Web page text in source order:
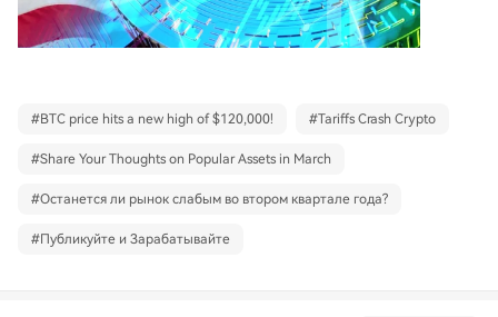
#BTC price hits a new high of $120,000! #Tariffs Crash Crypto
#Share Your Thoughts on Popular Assets in March
#Останется ли рынок слабым во втором квартале года?
#Публикуйте и Зарабатывайте